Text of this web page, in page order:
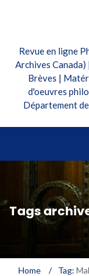
Revue en ligne
Archives
Brèves |
d'oeuvres
Département
Tags
Home / Tag: